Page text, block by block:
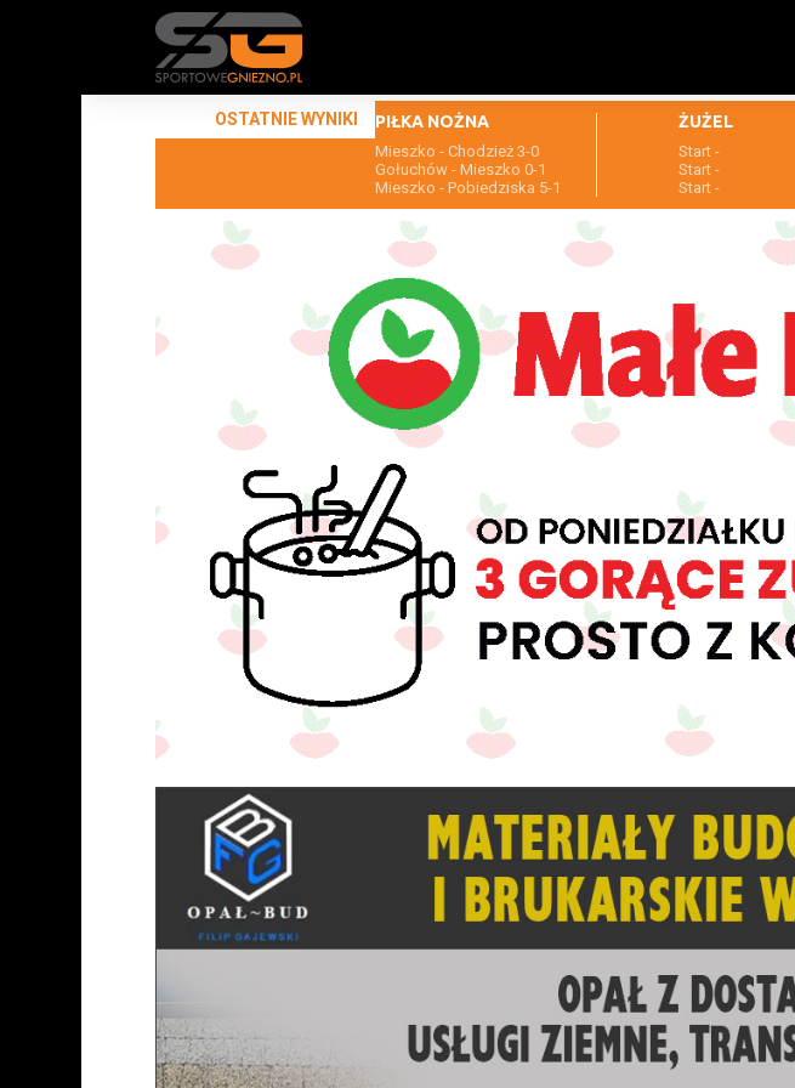
OSTATNIE WYNIKI PIŁKA NOŻNA
Mieszko - Chodzież 3-0
Gołuchów - Mieszko 0-1
Mieszko - Pobiedziska 5-1
ŻUŻEL
Start -
Start -
Start -